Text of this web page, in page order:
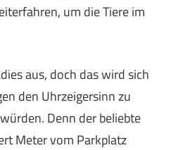
um die Tiere im
aus, doch das wird sich
den Uhrzeigersinn zu
Denn der beliebte
Meter vom Parkplatz